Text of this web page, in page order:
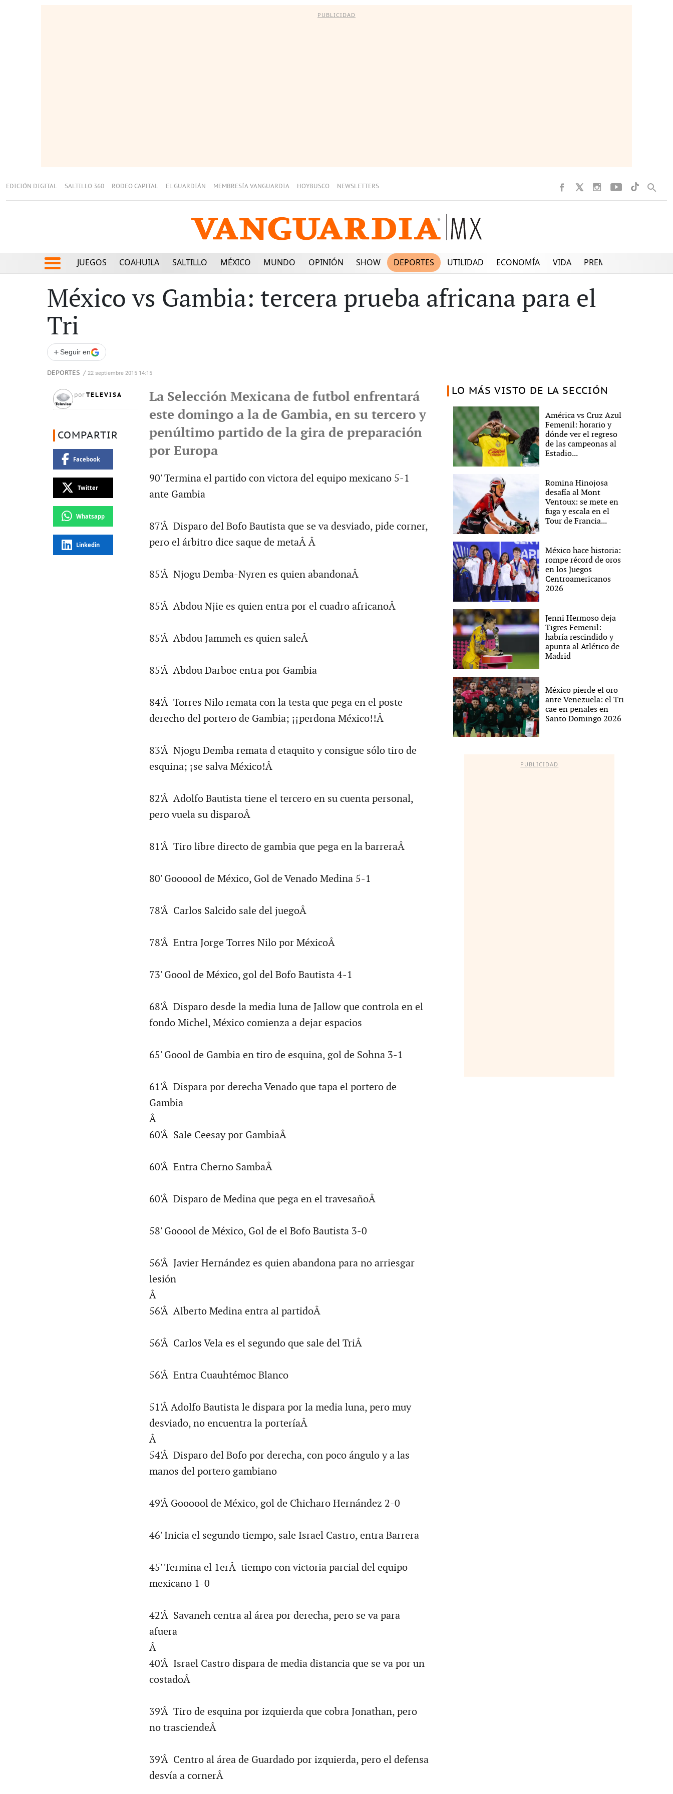
PUBLICIDAD
EDICIÓN DIGITAL SALTILLO 360 RODEO CAPITAL EL GUARDIÁN MEMBRESÍA VANGUARDIA HOYBUSCO NEWSLETTERS
JUEGOS COAHUILA SALTILLO MÉXICO MUNDO OPINIÓN SHOW DEPORTES UTILIDAD ECONOMÍA VIDA PREMIUM
México vs Gambia: tercera prueba africana para el
Tri
+ Seguir en
DEPORTES / 22 septiembre 2015 14:15
por TELEVISA
COMPARTIR
Facebook
Twitter
Whatsapp
Linkedin
La Selección Mexicana de futbol enfrentará
este domingo a la de Gambia, en su tercero y
penúltimo partido de la gira de preparación
por Europa
90' Termina el partido con victora del equipo mexicano 5-1
ante Gambia
87'Â Disparo del Bofo Bautista que se va desviado, pide corner,
pero el árbitro dice saque de metaÂ Â
85'Â Njogu Demba-Nyren es quien abandonaÂ
85'Â Abdou Njie es quien entra por el cuadro africanoÂ
85'Â Abdou Jammeh es quien saleÂ
85'Â Abdou Darboe entra por Gambia
84'Â Torres Nilo remata con la testa que pega en el poste
derecho del portero de Gambia; ¡¡perdona México!!Â
83'Â Njogu Demba remata d etaquito y consigue sólo tiro de
esquina; ¡se salva México!Â
82'Â Adolfo Bautista tiene el tercero en su cuenta personal,
pero vuela su disparoÂ
81'Â Tiro libre directo de gambia que pega en la barreraÂ
80' Goooool de México, Gol de Venado Medina 5-1
78'Â Carlos Salcido sale del juegoÂ
78'Â Entra Jorge Torres Nilo por MéxicoÂ
73' Goool de México, gol del Bofo Bautista 4-1
68'Â Disparo desde la media luna de Jallow que controla en el
fondo Michel, México comienza a dejar espacios
65' Goool de Gambia en tiro de esquina, gol de Sohna 3-1
61'Â Dispara por derecha Venado que tapa el portero de
Gambia
Â
60'Â Sale Ceesay por GambiaÂ
60'Â Entra Cherno SambaÂ
60'Â Disparo de Medina que pega en el travesañoÂ
58' Gooool de México, Gol de el Bofo Bautista 3-0
56'Â Javier Hernández es quien abandona para no arriesgar
lesión
Â
56'Â Alberto Medina entra al partidoÂ
56'Â Carlos Vela es el segundo que sale del TriÂ
56'Â Entra Cuauhtémoc Blanco
51'Â Adolfo Bautista le dispara por la media luna, pero muy
desviado, no encuentra la porteríaÂ
Â
54'Â Disparo del Bofo por derecha, con poco ángulo y a las
manos del portero gambiano
49'Â Goooool de México, gol de Chicharo Hernández 2-0
46' Inicia el segundo tiempo, sale Israel Castro, entra Barrera
45' Termina el 1erÂ tiempo con victoria parcial del equipo
mexicano 1-0
42'Â Savaneh centra al área por derecha, pero se va para
afuera
Â
40'Â Israel Castro dispara de media distancia que se va por un
costadoÂ
39'Â Tiro de esquina por izquierda que cobra Jonathan, pero
no trasciendeÂ
39'Â Centro al área de Guardado por izquierda, pero el defensa
desvía a cornerÂ
LO MÁS VISTO DE LA SECCIÓN
América vs Cruz Azul
Femenil: horario y
dónde ver el regreso
de las campeonas al
Estadio...
Romina Hinojosa
desafía al Mont
Ventoux: se mete en
fuga y escala en el
Tour de Francia...
México hace historia:
rompe récord de oros
en los Juegos
Centroamericanos
2026
Jenni Hermoso deja
Tigres Femenil:
habría rescindido y
apunta al Atlético de
Madrid
México pierde el oro
ante Venezuela: el Tri
cae en penales en
Santo Domingo 2026
PUBLICIDAD